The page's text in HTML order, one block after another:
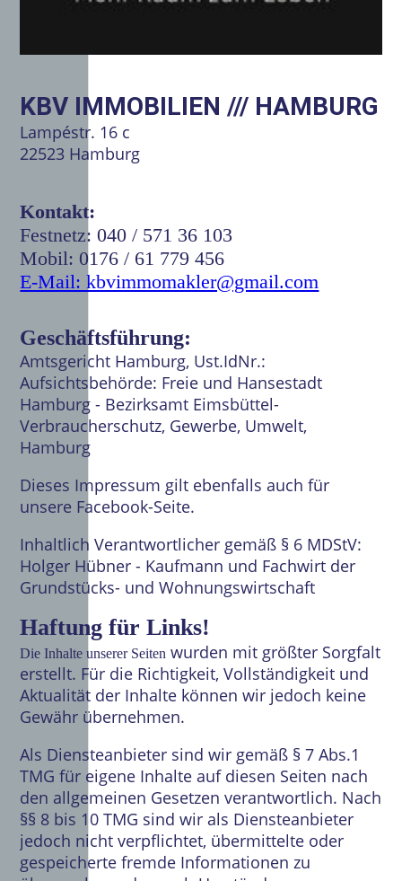
KBV IMMOBILIEN /// HAMBURG
Lampéstr. 16 c
22523 Hamburg
Kontakt:
Festnetz: 040 / 571 36 103
Mobil: 0176 / 61 779 456
E-Mail: kbvimmomakler@gmail.com
Geschäftsführung:
Amtsgericht Hamburg, Ust.IdNr.:
Aufsichtsbehörde: Freie und Hansestadt
Hamburg - Bezirksamt Eimsbüttel-
Verbraucherschutz, Gewerbe, Umwelt,
Hamburg
Dieses Impressum gilt ebenfalls auch für
unsere Facebook-Seite.
Inhaltlich Verantwortlicher gemäß § 6 MDStV:
Holger Hübner - Kaufmann und Fachwirt der
Grundstücks- und Wohnungswirtschaft
Haftung für Links!
Die Inhalte unserer Seiten wurden mit größter Sorgfalt
erstellt. Für die Richtigkeit, Vollständigkeit und
Aktualität der Inhalte können wir jedoch keine
Gewähr übernehmen.
Als Diensteanbieter sind wir gemäß § 7 Abs.1
TMG für eigene Inhalte auf diesen Seiten nach
den allgemeinen Gesetzen verantwortlich. Nach
§§ 8 bis 10 TMG sind wir als Diensteanbieter
jedoch nicht verpflichtet, übermittelte oder
gespeicherte fremde Informationen zu